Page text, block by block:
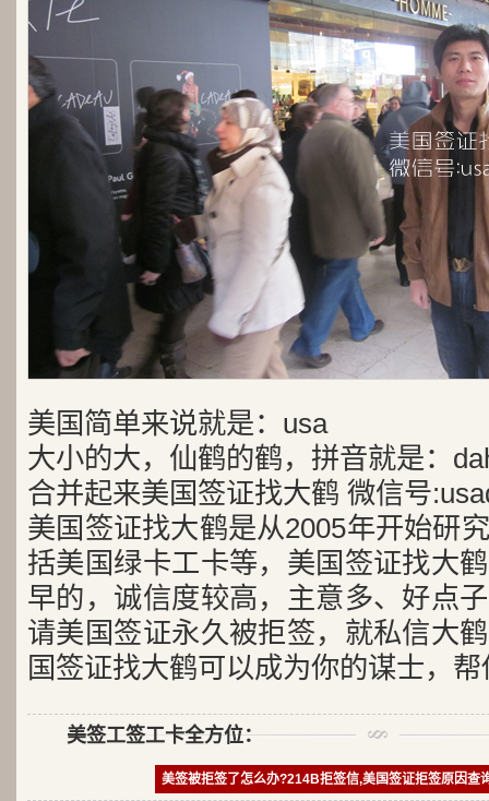
美国简单来说就是：usa
大小的大，仙鹤的鹤，拼音就是：
合并起来美国签证找大鹤 微信号
美国签证找大鹤是从2005年开始研
括美国绿卡工卡等，美国签证找大
早的，诚信度较高，主意多、好点
请美国签证永久被拒签，就私信大
国签证找大鹤可以成为你的谋士，
美签工签工卡全方位：
美签被拒签了怎么办?214B拒签信,美国签证拒签原因查